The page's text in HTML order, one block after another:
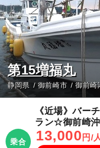
第15増福丸
静岡県 御前崎市 御前崎
乗合
《近場》バー
ラン☆御前崎
13,000 円/